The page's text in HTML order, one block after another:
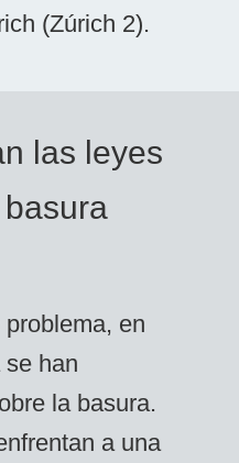
(Zúrich 2).
las leyes
en
han
la basura.
a una